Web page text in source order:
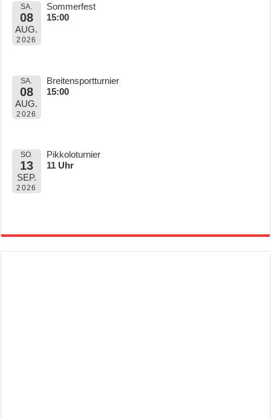
SA.
08
AUG.
2026
Sommerfest
15:00
SA.
08
AUG.
2026
Breitensportturnier
15:00
SO.
13
SEP.
2026
Pikkoloturnier
11 Uhr